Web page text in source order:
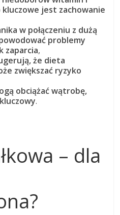
kluczowe jest zachowanie
w połączeniu z dużą
problemy
zaparcia,
że dieta
zwiększać ryzyko
obciążać wątrobę,
.
– dla